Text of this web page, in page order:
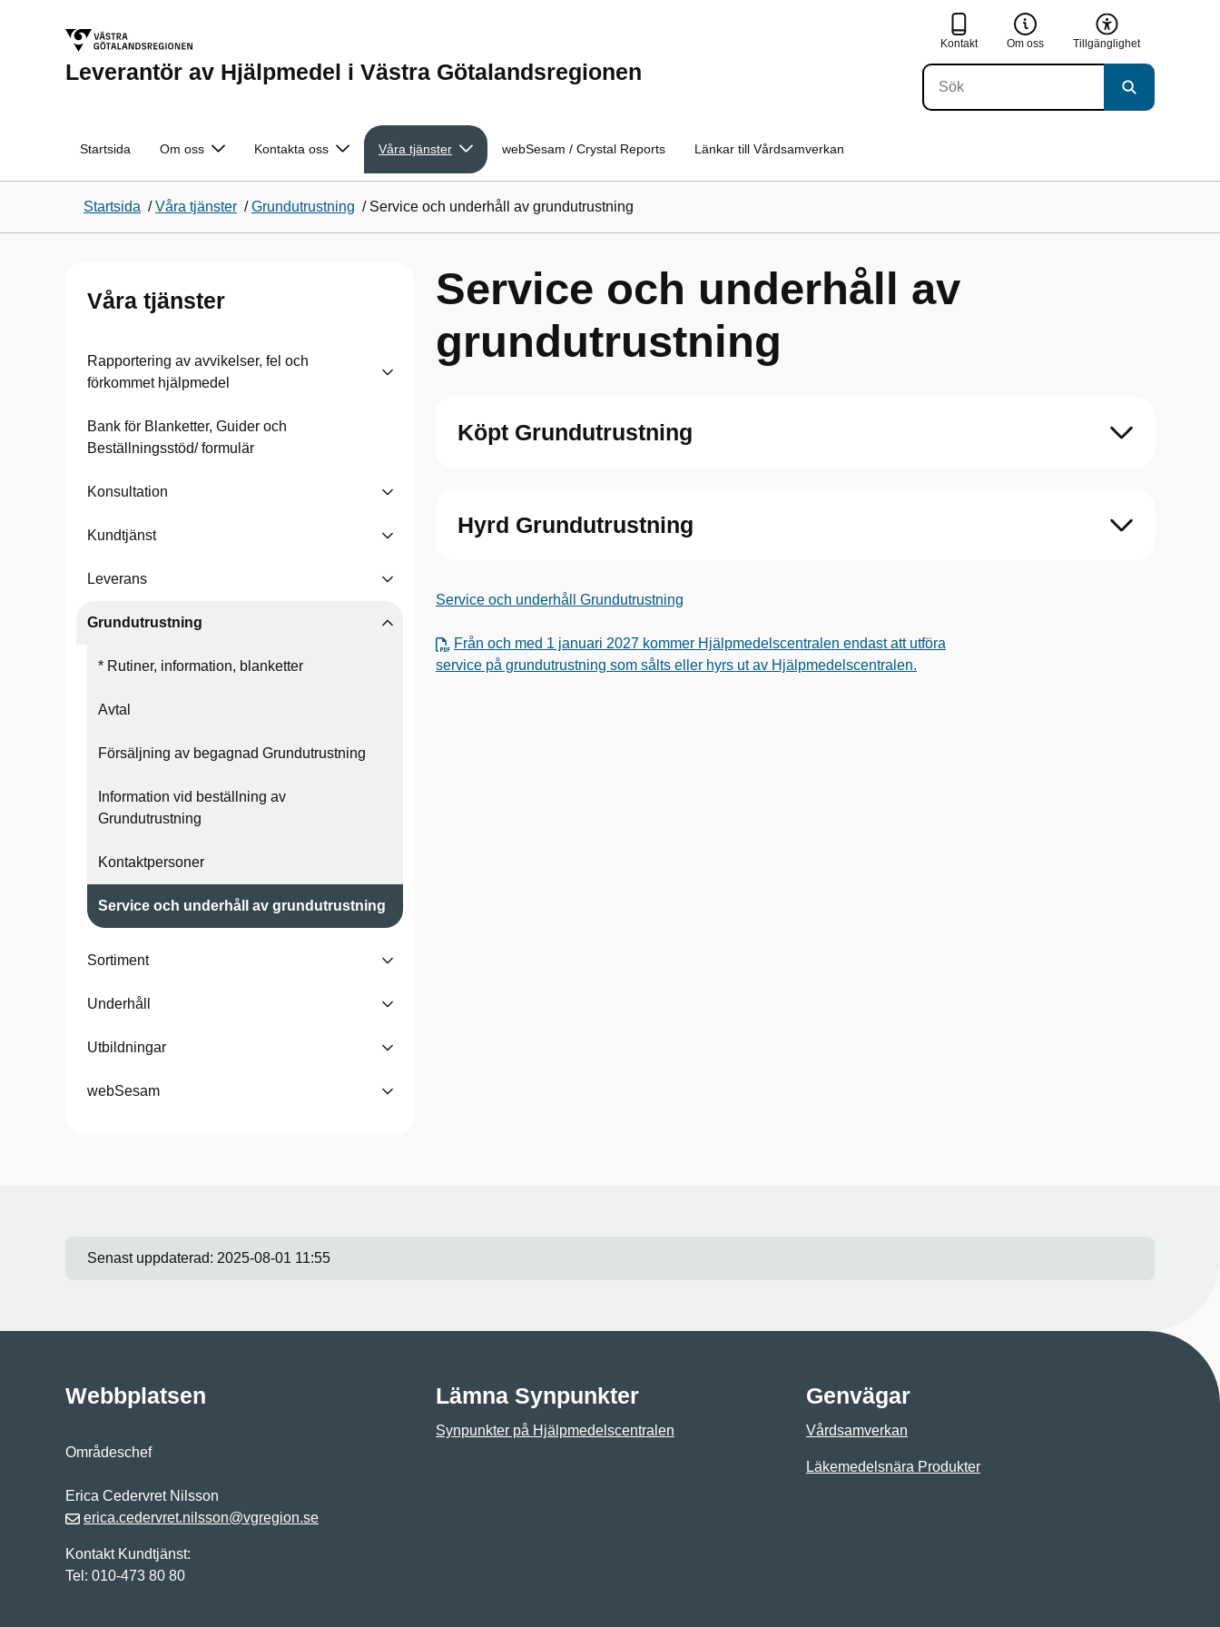
Leverantör av Hjälpmedel i Västra Götalandsregionen
Kontakt Om oss Tillgänglighet
Startsida Om oss Kontakta oss Våra tjänster webSesam / Crystal Reports Länkar till Vårdsamverkan
Startsida /Våra tjänster /Grundutrustning / Service och underhåll av grundutrustning
Våra tjänster
Rapportering av avvikelser, fel och
förkommet hjälpmedel
Bank för Blanketter, Guider och
Beställningsstöd/ formulär
Konsultation
Kundtjänst
Leverans
Grundutrustning
* Rutiner, information, blanketter
Avtal
Försäljning av begagnad Grundutrustning
Information vid beställning av
Grundutrustning
Kontaktpersoner
Service och underhåll av grundutrustning
Sortiment
Underhåll
Utbildningar
webSesam
Service och underhåll av
grundutrustning
Köpt Grundutrustning
Hyrd Grundutrustning
Service och underhåll Grundutrustning
Från och med 1 januari 2027 kommer Hjälpmedelscentralen endast att utföra
service på grundutrustning som sålts eller hyrs ut av Hjälpmedelscentralen.
Senast uppdaterad: 2025-08-01 11:55
Webbplatsen
Områdeschef
Erica Cedervret Nilsson
erica.cedervret.nilsson@vgregion.se
Kontakt Kundtjänst:
Tel: 010-473 80 80
Lämna Synpunkter
Synpunkter på Hjälpmedelscentralen
Genvägar
Vårdsamverkan
Läkemedelsnära Produkter